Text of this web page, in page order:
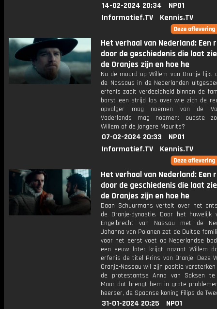
14-02-2024 20:34
NPO1
Informatief.TV
Kennis.TV
Het verhaal van Nederland: Een
door de geschiedenis die laat
de Oranjes zijn en hoe he
Na de moord op Willem van Oranje lijkt
de Nassaus in de Nederlanden
erfenis zaait verdeeldheid binnen de
barst een strijd los over wie zich de
opvolger mag noemen van de
Vaderlands mag noemen: oudste
Willem of de jongere Maurits?
07-02-2024 20:33
NPO1
Informatief.TV
Kennis.TV
Het verhaal van Nederland: Een
door de geschiedenis die laat
de Oranjes zijn en hoe he
Daan Schuurmans vertelt over het
de Oranje-dynastie. Door het huwelijk
Engelbrecht van Nassau met de
Johanna van Polanen zet de Duitse
voor het eerst voet op Nederlandse
een eeuw later krijgt nazaat Willem
erfenis de titel Prins van Oranje. Deze
Oranje-Nassau wil zijn positie
de protestantse Anna van Saksen te
Maar dat brengt hem in grote
heerser, de Spaanse koning Filips de
31-01-2024 20:25
NPO1